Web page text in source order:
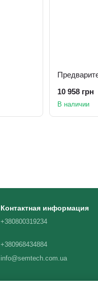
10 958 грн
В наличии
Контактная информация
+380800319234
+380968434884
info@semtech.com.ua